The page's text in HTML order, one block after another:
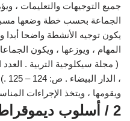
جميع التوجيهات والتعليمات ،
الجماعة بحسب خطة وضعها
يكون توجيه الأنشطة واضحا أبدا
المهام ، ويوزعها ، ويكون
،
ويقومها ، ويتخذ الإجراءات
2 / أسلوب ديموقراطي :